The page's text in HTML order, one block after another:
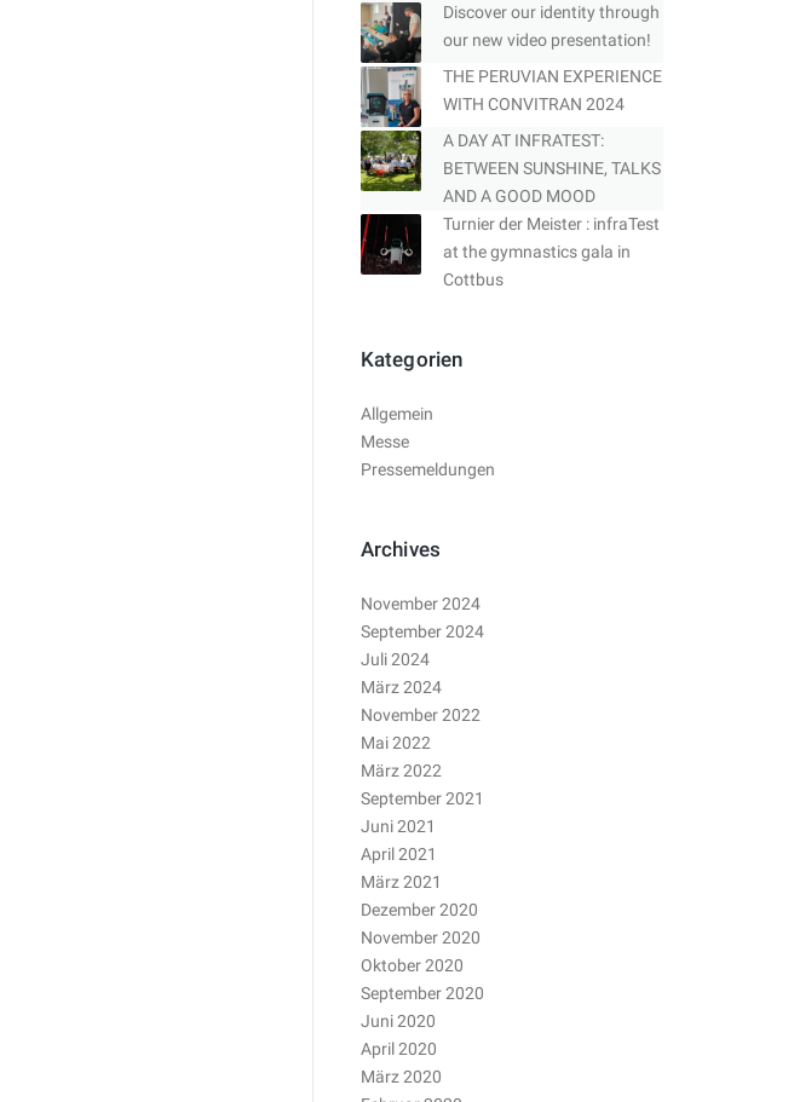
Discover our identity through
our new video presentation!
THE PERUVIAN EXPERIENCE
WITH CONVITRAN 2024
A DAY AT INFRATEST:
BETWEEN SUNSHINE, TALKS
AND A GOOD MOOD
Turnier der Meister : infraTest
at the gymnastics gala in
Cottbus
Kategorien
Allgemein
Messe
Pressemeldungen
Archives
November 2024
September 2024
Juli 2024
März 2024
November 2022
Mai 2022
März 2022
September 2021
Juni 2021
April 2021
März 2021
Dezember 2020
November 2020
Oktober 2020
September 2020
Juni 2020
April 2020
März 2020